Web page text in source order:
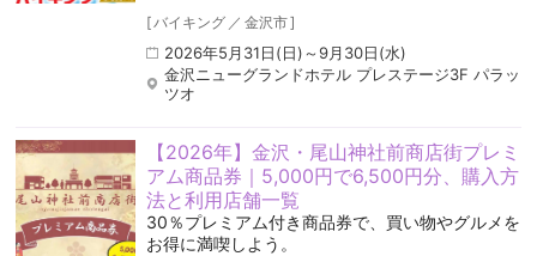
[バイキング ／ 金沢市]
2026年5月31日(日)～9月30日(水)
金沢ニューグランドホテル プレステージ3F パラッ
ツオ
【2026年】金沢・尾山神社前商店街プレミ
アム商品券｜5,000円で6,500円分、購入方
法と利用店舗一覧
30％プレミアム付き商品券で、買い物やグルメを
お得に満喫しよう。